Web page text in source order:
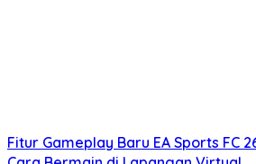
Fitur Gameplay Baru EA Sports FC